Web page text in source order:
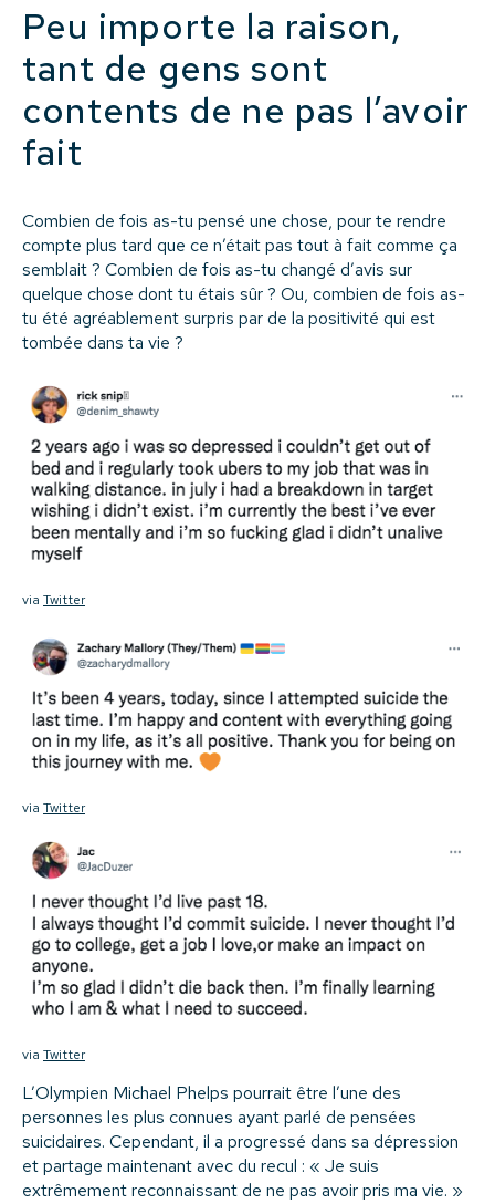
Peu importe la raison,
tant de gens sont
contents de ne pas l’avoir
fait
Combien de fois as-tu pensé une chose, pour te rendre
compte plus tard que ce n’était pas tout à fait comme ça
semblait ? Combien de fois as-tu changé d’avis sur
quelque chose dont tu étais sûr ? Ou, combien de fois as-
tu été agréablement surpris par de la positivité qui est
tombée dans ta vie ?
via Twitter
via Twitter
via Twitter
L’Olympien Michael Phelps pourrait être l’une des
personnes les plus connues ayant parlé de pensées
suicidaires. Cependant, il a progressé dans sa dépression
et partage maintenant avec du recul : « Je suis
extrêmement reconnaissant de ne pas avoir pris ma vie. »